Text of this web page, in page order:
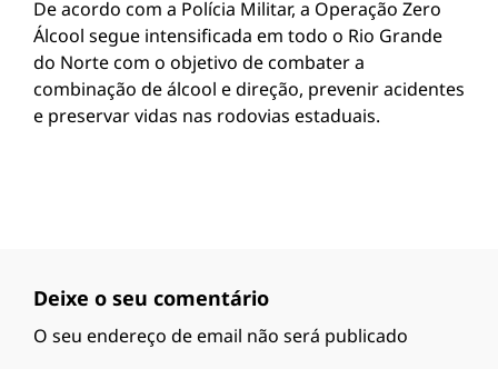
De acordo com a Polícia Militar, a Operação Zero
Álcool segue intensificada em todo o Rio Grande
do Norte com o objetivo de combater a
combinação de álcool e direção, prevenir acidentes
e preservar vidas nas rodovias estaduais.
Deixe o seu comentário
O seu endereço de email não será publicado